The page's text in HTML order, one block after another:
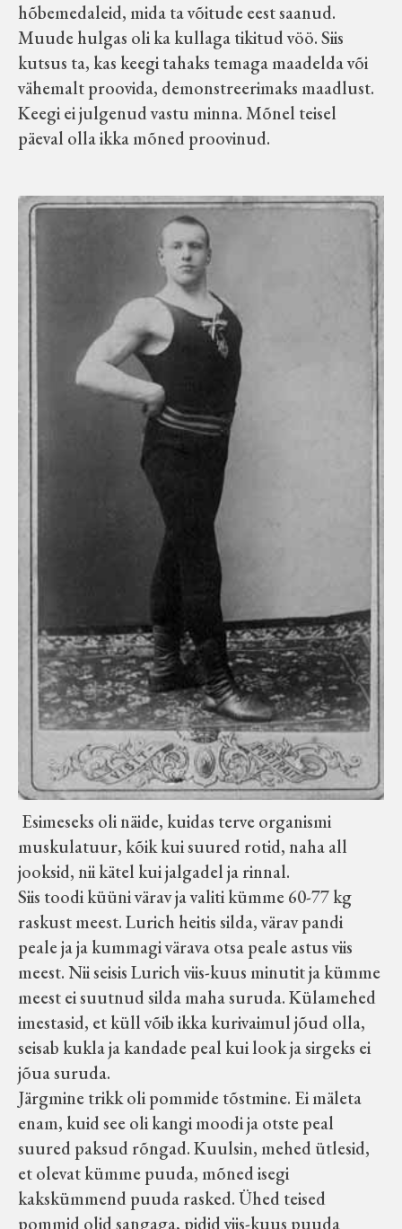
Velise kultuuri ja hariduse selts
Virtuaalnäitused
Otsi
Tagasiside
Koduleht on teoks saanud tänu Sillaotsa
Muuseumisõprade Seltsingu, Kohaliku
Omaalgatuse Programmi ja Märjamaa
Vallavalitsuse abile.
hõbemedaleid, mida ta võitude eest saanud.
Muude hulgas oli ka kullaga tikitud vöö. Siis
kutsus ta, kas keegi tahaks temaga maadelda või
vähemalt proovida, demonstreerimaks maadlust.
Keegi ei julgenud vastu minna. Mõnel teisel
päeval olla ikka mõned proovinud.
Esimeseks oli näide, kuidas terve organismi
muskulatuur, kõik kui suured rotid, naha all
jooksid, nii kätel kui jalgadel ja rinnal.
Siis toodi küüni värav ja valiti kümme 60-77 kg
raskust meest. Lurich heitis silda, värav pandi
peale ja ja kummagi värava otsa peale astus viis
meest. Nii seisis Lurich viis-kuus minutit ja kümme
meest ei suutnud silda maha suruda. Külamehed
imestasid, et küll võib ikka kurivaimul jõud olla,
seisab kukla ja kandade peal kui look ja sirgeks ei
jõua suruda.
Järgmine trikk oli pommide tõstmine. Ei mäleta
enam, kuid see oli kangi moodi ja otste peal
suured paksud rõngad. Kuulsin, mehed ütlesid,
et olevat kümme puuda, mõned isegi
kakskümmend puuda rasked. Ühed teised
pommid olid sangaga, pidid viis-kuus puuda